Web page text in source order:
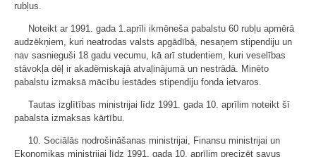
rubļus.
Noteikt ar 1991. gada 1.aprīli ikmēneša pabalstu 60 rubļu apmērā
audzēkņiem, kuri neatrodas valsts apgādībā, nesaņern stipendiju un
nav sasnieguši 18 gadu vecumu, kā arī studentiem, kuri veselības
stāvokļa dēļ ir akadēmiskajā atvaļinājumā un nestrādā. Minēto
pabalstu izmaksā mācību iestādes stipendiju fonda ietvaros.
Tautas izglītības ministrijai līdz 1991. gada 10. aprīlim noteikt šī
pabalsta izmaksas kārtību.
10. Sociālās nodrošināšanas ministrijai, Finansu ministrijai un
Ekonomikas ministrijai līdz 1991. gada 10. aprīlim precizēt savus